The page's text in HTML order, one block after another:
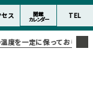
ス 開館
カレンダー TEL
を一定に保っております